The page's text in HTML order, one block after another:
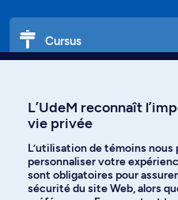
Cursus
Langues
L’UdeM reconnaît
vie privée
L’utilisation de témoins nous
personnaliser votre
sont obligatoires pour
sécurité du site Web, alors